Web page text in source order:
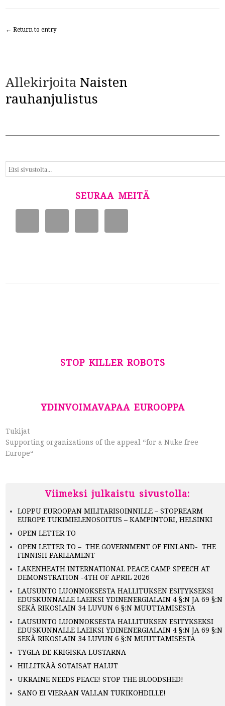
← Return to entry
Allekirjoita Naisten
rauhanjulistus
SEURAA MEITÄ
STOP KILLER ROBOTS
YDINVOIMAVAPAA EUROOPPA
Tukijat
Supporting organizations of the appeal “for a Nuke free
Europe“
Viimeksi julkaistu sivustolla:
LOPPU EUROOPAN MILITARISOINNILLE – STOPREARM
EUROPE TUKIMIELENOSOITUS – KAMPINTORI, HELSINKI
OPEN LETTER TO
OPEN LETTER TO – THE GOVERNMENT OF FINLAND- THE
FINNISH PARLIAMENT
LAKENHEATH INTERNATIONAL PEACE CAMP SPEECH AT
DEMONSTRATION -4TH OF APRIL 2026
LAUSUNTO LUONNOKSESTA HALLITUKSEN ESITYKSEKSI
EDUSKUNNALLE LAEIKSI YDINENERGIALAIN 4 §:N JA 69 §:N
SEKÄ RIKOSLAIN 34 LUVUN 6 §:N MUUTTAMISESTA
LAUSUNTO LUONNOKSESTA HALLITUKSEN ESITYKSEKSI
EDUSKUNNALLE LAEIKSI YDINENERGIALAIN 4 §:N JA 69 §:N
SEKÄ RIKOSLAIN 34 LUVUN 6 §:N MUUTTAMISESTA
TYGLA DE KRIGISKA LUSTARNA
HILLITKÄÄ SOTAISAT HALUT
UKRAINE NEEDS PEACE! STOP THE BLOODSHED!
SANO EI VIERAAN VALLAN TUKIKOHDILLE!